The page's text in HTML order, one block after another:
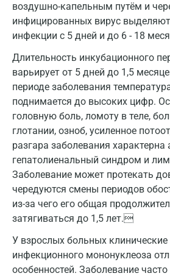
воздушно-капельным путём и
инфицированных вирус
инфекции с 5 дней и до 6 - 18
Длительность инкубационного
варьирует от 5 дней до 1,5
периоде заболевания
поднимается до высоких цифр.
головную боль, ломоту в теле,
глотании, озноб, усиленное
разгара заболевания характерна
гепатолиенальный синдром и
Заболевание может протекать
чередуются смены периодов
из-за чего его общая
затягиваться до 1,5 лет.
У взрослых больных клинические
инфекционного мононуклеоза
особенностей. Заболевание
Екатеринбург
Жуковский
Звенигород
Зеленоград
Иваново
Ивантеевка
Ижевск
Йошкар-Ола
Калуга